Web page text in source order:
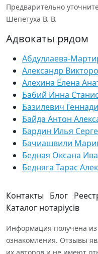
Предварительно
Шепетуха В. В.
Адвокаты рядом
Абдуллаева-
Александр
Алехина Елена
Бабий Инна
Базилевич
Байда Антон
Бардин Илья
Бачиашвили
Бедная Оксана
Бедняга Тарас
Контакты Блог
Каталог нотаріусів
Информация получена
ознакомления. Отзывы